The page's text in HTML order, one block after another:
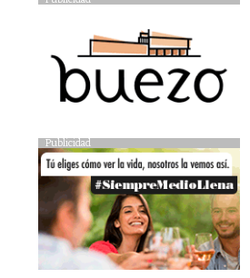
Publicidad